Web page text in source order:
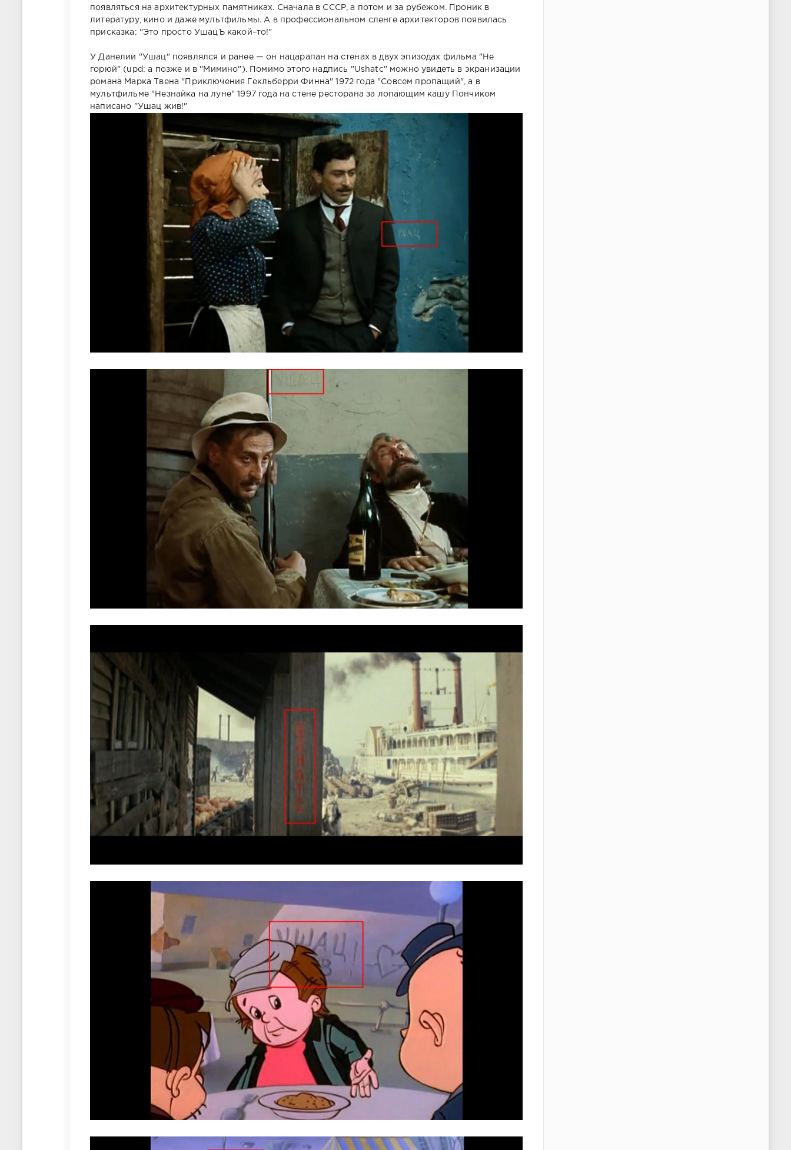
появляться на архитектурных памятниках. Сначала в СССР, а потом и за рубежом. Проник в
литературу, кино и даже мультфильмы. А в профессиональном сленге архитекторов появилась
присказка: "Это просто УшацЪ какой–то!"
У Данелии "Ушац" появлялся и ранее — он нацарапан на стенах в двух эпизодах фильма "Не
горюй" (upd: а позже и в "Мимино"). Помимо этого надпись "Ushatc" можно увидеть в экранизации
романа Марка Твена "Приключения Гекльберри Финна" 1972 года "Совсем пропащий", а в
мультфильме "Незнайка на луне" 1997 года на стене ресторана за лопающим кашу Пончиком
написано "Ушац жив!"